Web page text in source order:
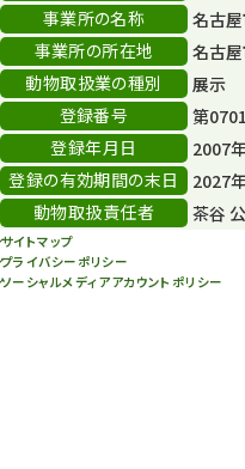
その他
その他イベント
スカイタワー
年末年始のイベント
秋まつり
事業所の名称
名古
事業所の所在地
名古
動物取扱業の種別
展示
登録番号
第
登録年月日
2007
登録の有効期間の末日
2027
動物取扱責任者
茶谷
サイトマップ
プライバシーポリシー
ソーシャルメディアアカウントポリシー